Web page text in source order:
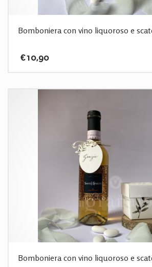
Bomboniera con vino liquoroso e
€10,90
Bomboniera con vino liquoroso e